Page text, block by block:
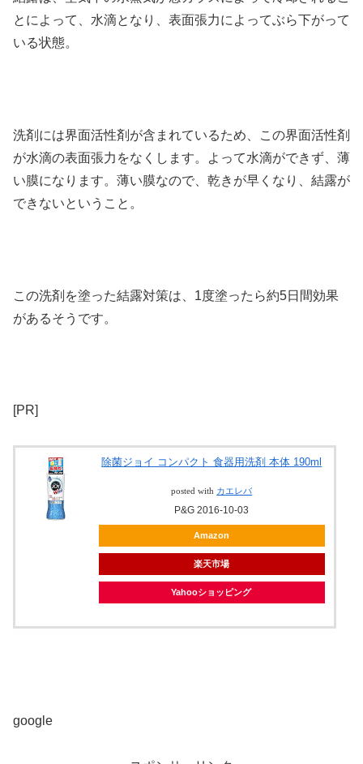
とによって、水滴となり、表面張力によってぶら下がって
いる状態。
洗剤には界面活性剤が含まれているため、この界面活性剤
が水滴の表面張力をなくします。よって水滴ができず、薄
い膜になります。薄い膜なので、乾きが早くなり、結露が
できないということ。
この洗剤を塗った結露対策は、1度塗ったら約5日間効果
があるそうです。
[PR]
除菌ジョイ コンパクト 食器用洗剤 本体 190ml
posted with カエレバ
P&G 2016-10-03
Amazon
楽天市場
Yahooショッピング
google